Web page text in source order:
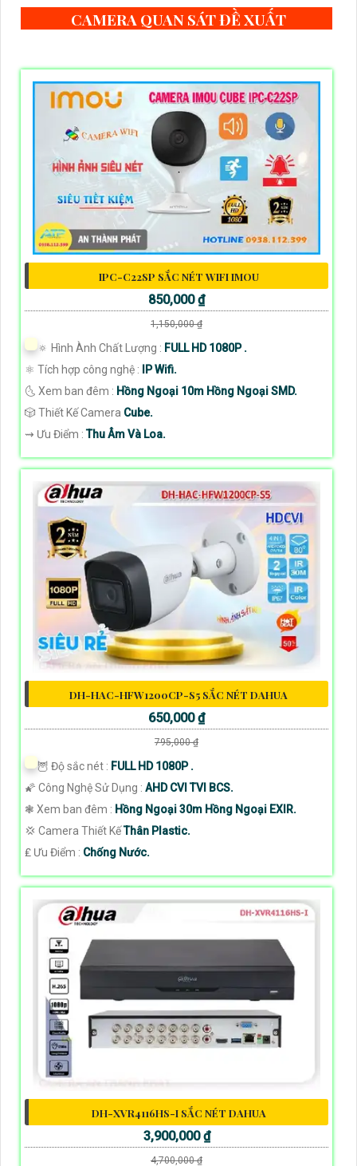
CAMERA QUAN SÁT ĐỀ XUẤT
IPC-C22SP SẮC NÉT WIFI IMOU
850,000 ₫
1,150,000 ₫
🔅 Hình Ành Chất Lượng : FULL HD 1080P .
⚛️ Tích hợp công nghệ :
IP Wifi.
🌜 Xem ban đêm : Hồng Ngoại 10m Hồng Ngoại SMD.
🎲 Thiết Kế Camera Cube.
️⇝ Ưu Điểm :Thu Âm Và Loa.
DH-HAC-HFW1200CP-S5 SẮC NÉT DAHUA
650,000 ₫
795,000 ₫
🦉 Độ sắc nét : FULL HD 1080P .
🌠 Công Nghệ Sử Dụng : AHD CVI TVI BCS.
❃ Xem ban đêm : Hồng Ngoại 30m Hồng Ngoại EXIR.
💢 Camera Thiết KếThân Plastic.
️₤ Ưu Điểm : Chống Nước.
DH-XVR4116HS-I SẮC NÉT DAHUA
3,900,000 ₫
4,700,000 ₫